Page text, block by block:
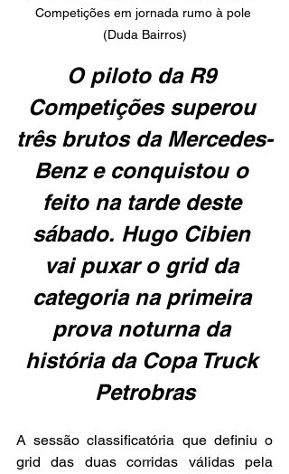
Competições em jornada rumo à pole
(Duda Bairros)
O piloto da R9
Competições superou
três brutos da Mercedes-
Benz e conquistou o
feito na tarde deste
sábado. Hugo Cibien
vai puxar o grid da
categoria na primeira
prova noturna da
história da Copa Truck
Petrobras
A sessão classificatória que definiu o
grid das duas corridas válidas pela